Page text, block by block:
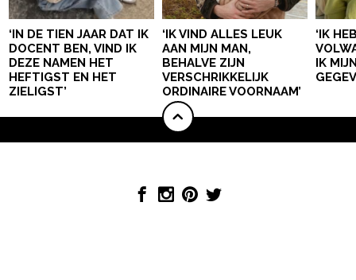
‘IN DE TIEN JAAR DAT IK
DOCENT BEN, VIND IK
DEZE NAMEN HET
HEFTIGST EN HET
ZIELIGST’
‘IK VIND ALLES LEUK
AAN MIJN MAN,
BEHALVE ZIJN
VERSCHRIKKELIJK
ORDINAIRE VOORNAAM’
‘IK
IK